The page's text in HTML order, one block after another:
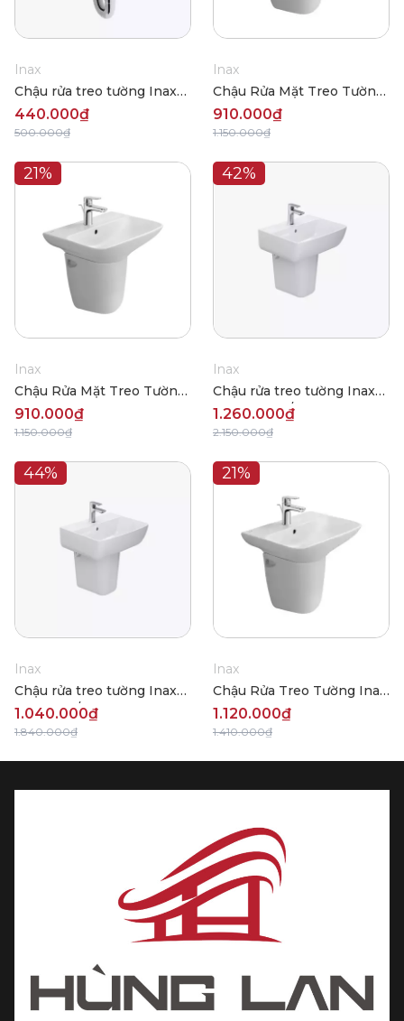
Inax
Chậu rửa treo tường Inax
L-280V
440.000₫
500.000₫
Inax
Chậu Rửa Mặt Treo Tường
Inax L-289VEC
910.000₫
1.150.000₫
21%
Inax
Chậu Rửa Mặt Treo Tường
Inax L-289VFC
910.000₫
1.150.000₫
42%
Inax
Chậu rửa treo tường Inax
AL-312V(EC/FC)
1.260.000₫
2.150.000₫
44%
Inax
Chậu rửa treo tường Inax
L-312 (EC/FC)
1.040.000₫
1.840.000₫
21%
Inax
Chậu Rửa Treo Tường Inax
AL-289VFC
1.120.000₫
1.410.000₫